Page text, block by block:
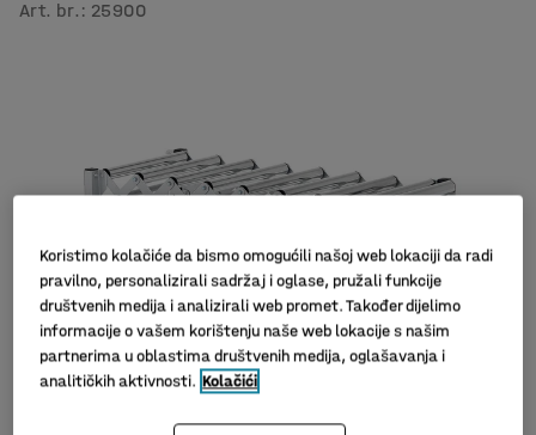
Art. br. : 25900
Koristimo kolačiće da bismo omogućili našoj web lokaciji da radi
pravilno, personalizirali sadržaj i oglase, pružali funkcije
društvenih medija i analizirali web promet. Također dijelimo
informacije o vašem korištenju naše web lokacije s našim
partnerima u oblastima društvenih medija, oglašavanja i
analitičkih aktivnosti. Kolačići